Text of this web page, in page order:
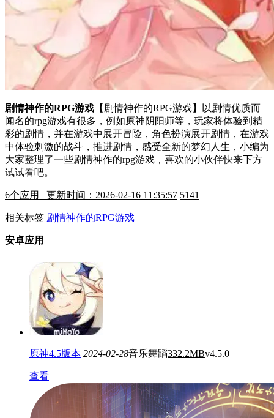
剧情神作的RPG游戏 【剧情神作的RPG游戏】以剧情优质而
闻名的rpg游戏有很多，例如原神阴阳师等，玩家将体验到精
彩的剧情，并在游戏中展开冒险，角色扮演展开剧情，在游戏
中体验刺激的战斗，推进剧情，感受全新的梦幻人生，小编为
大家整理了一些剧情神作的rpg游戏，喜欢的小伙伴快来下方
试试看吧。
6个应用 更新时间：2026-02-16 11:35:57 5141
相关标签 剧情神作的RPG游戏
安卓应用
原神4.5版本 2024-02-28音乐舞蹈332.2MBv4.5.0
查看